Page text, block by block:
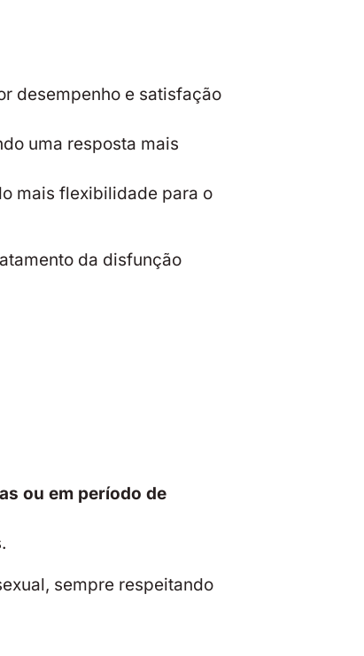
desempenho e satisfação
uma resposta mais
mais flexibilidade para o
da disfunção
ou em período de
sempre respeitando